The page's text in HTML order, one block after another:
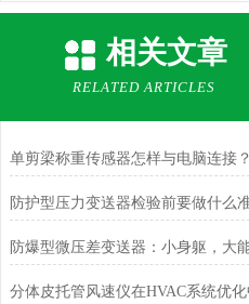
相关文章
RELATED ARTICLES
单剪梁称重传感器怎样与电脑连接？